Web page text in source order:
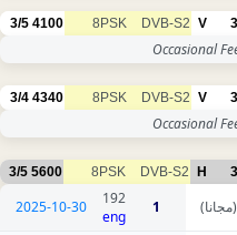
V
DVB-S2
8PSK
4100
3/5
Occasional
V
DVB-S2
8PSK
4340
3/4
Occasional
H
DVB-S2
8PSK
5600
3/5
1
192
eng
2025-10-30